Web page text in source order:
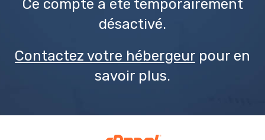
Ce compte a été temporairement
désactivé.
Contactez votre hébergeur pour en
savoir plus.